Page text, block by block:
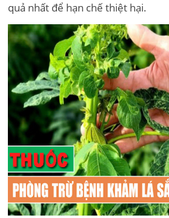
quả nhất để hạn chế thiệt hại.